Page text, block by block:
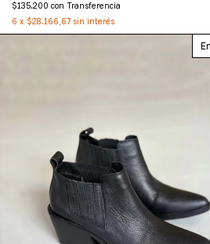
$135.200 con Transferencia
6 x $28.166,67 sin interés